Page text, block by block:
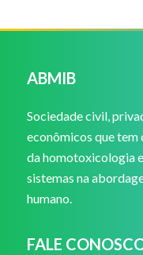
ABMIB
Sociedade civil,
econômicos que
da homotoxicologia
sistemas na
humano.
FALE